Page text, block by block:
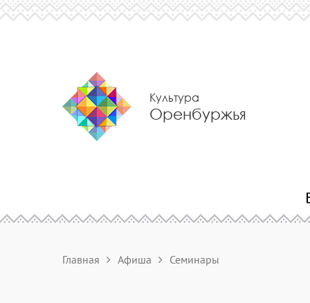
Культура
Оренбуржья
Главная Афиша Семинары